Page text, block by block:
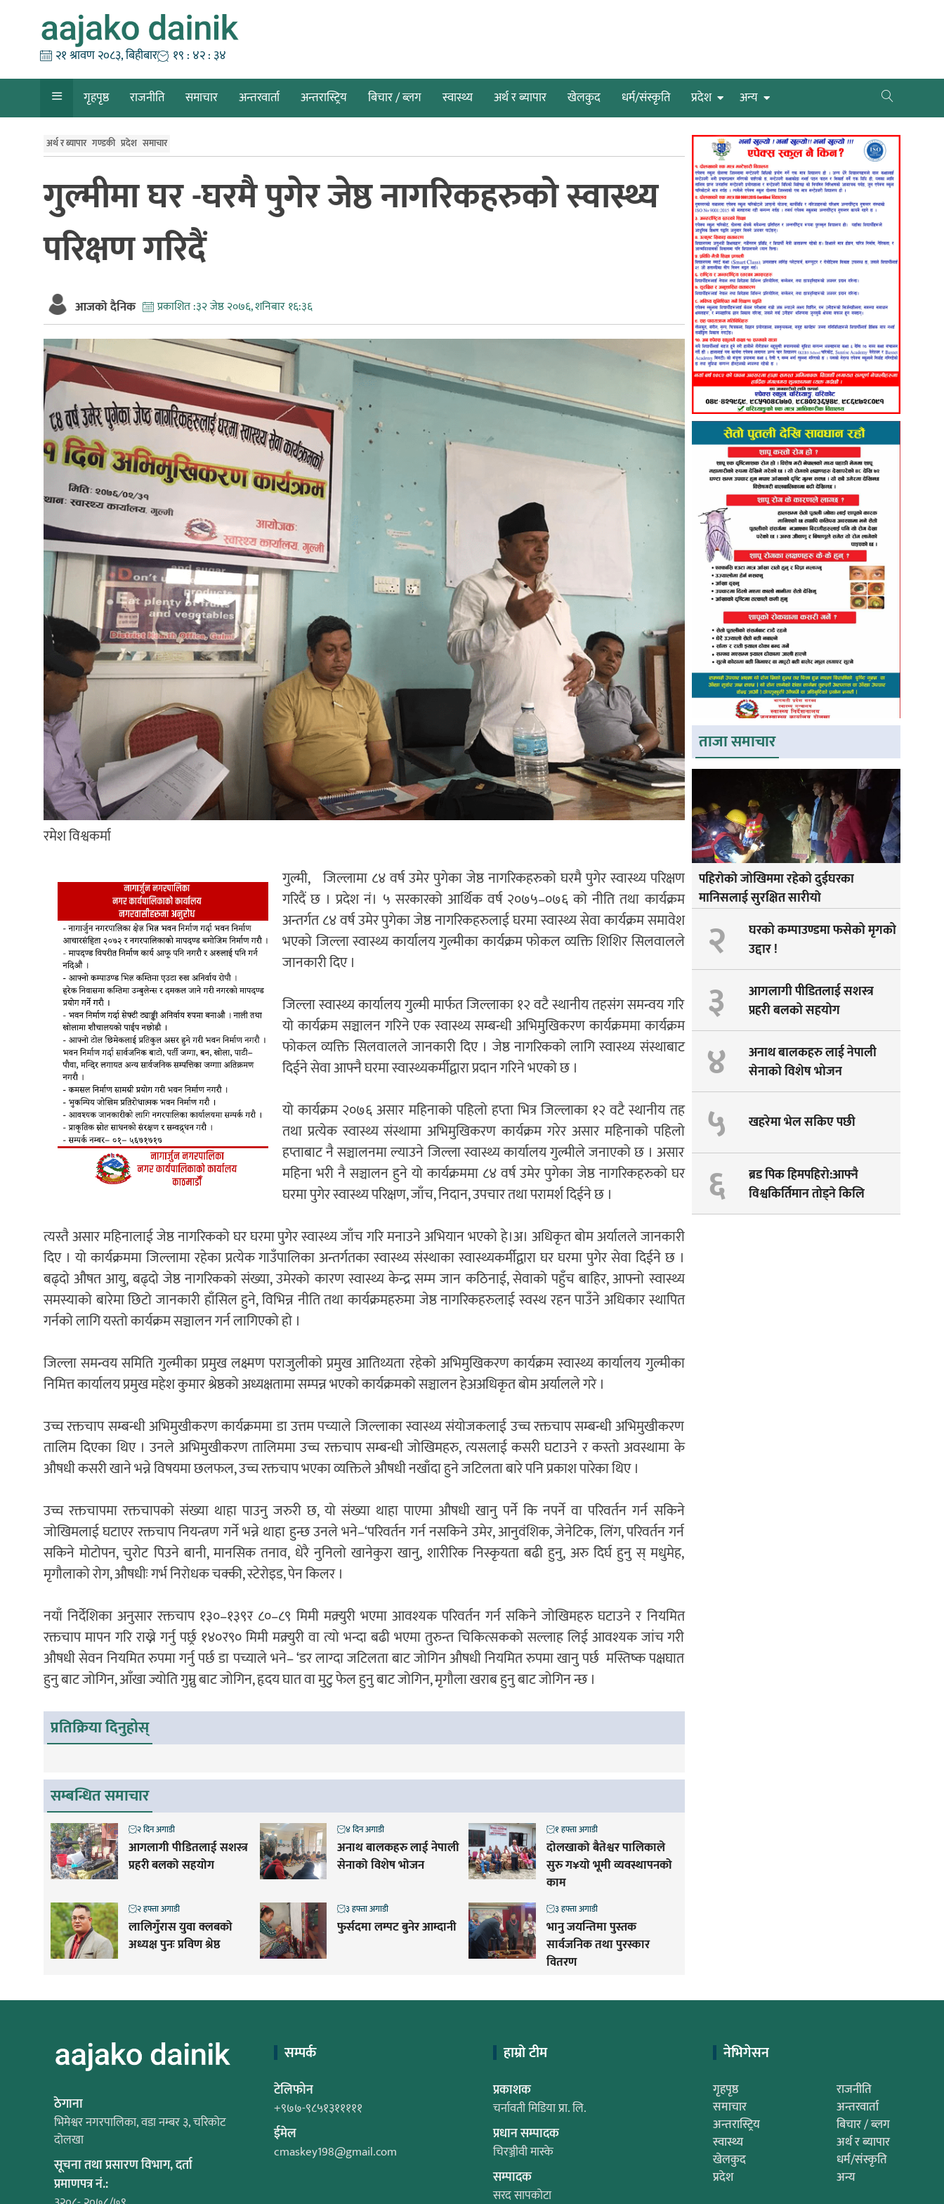
२१ श्रावण २०८३, बिहीबार १९ : ४२ : ३५
गृहपृष्ठ राजनीति समाचार अन्तरवार्ता अन्तरास्ट्रिय बिचार / ब्लग स्वास्थ्य अर्थ र ब्यापार खेलकुद धर्म/संस्कृति प्रदेश अन्य
अर्थ र ब्यापार गण्डकी प्रदेश समाचार
गुल्मीमा घर -घरमै पुगेर जेष्ठ नागरिकहरुको स्वास्थ्य
परिक्षण गरिदैं
आजको दैनिक प्रकाशित :३२ जेष्ठ २०७६, शनिबार १६:३६
रमेश विश्वकर्मा
गुल्मी, जिल्लामा ८४ वर्ष उमेर पुगेका जेष्ठ नागरिकहरुको घरमै पुगेर स्वास्थ्य परिक्षण
गरिदैं छ । प्रदेश नं। ५ सरकारको आर्थिक वर्ष २०७५–०७६ को नीति तथा कार्यक्रम
अन्तर्गत ८४ वर्ष उमेर पुगेका जेष्ठ नागरिकहरुलाई घरमा स्वास्थ्य सेवा कार्यक्रम समावेश
भएको जिल्ला स्वास्थ्य कार्यालय गुल्मीका कार्यक्रम फोकल व्यक्ति शिशिर सिलवालले
जानकारी दिए ।
जिल्ला स्वास्थ्य कार्यालय गुल्मी मार्फत जिल्लाका १२ वटै स्थानीय तहसंग समन्वय गरि
यो कार्यक्रम सञ्चालन गरिने एक स्वास्थ्य सम्बन्धी अभिमुखिकरण कार्यक्रममा कार्यक्रम
फोकल व्यक्ति सिलवालले जानकारी दिए । जेष्ठ नागरिकको लागि स्वास्थ्य संस्थाबाट
दिईने सेवा आफ्नै घरमा स्वास्थ्यकर्मीद्वारा प्रदान गरिने भएको छ ।
यो कार्यक्रम २०७६ असार महिनाको पहिलो हप्ता भित्र जिल्लाका १२ वटै स्थानीय तह
तथा प्रत्येक स्वास्थ्य संस्थामा अभिमुखिकरण कार्यक्रम गरेर असार महिनाको पहिलो
हप्ताबाट नै सञ्चालनमा ल्याउने जिल्ला स्वास्थ्य कार्यालय गुल्मीले जनाएको छ । असार
महिना भरी नै सञ्चालन हुने यो कार्यक्रममा ८४ वर्ष उमेर पुगेका जेष्ठ नागरिकहरुको घर
घरमा पुगेर स्वास्थ्य परिक्षण, जाँच, निदान, उपचार तथा परामर्श दिईने छ ।
त्यस्तै असार महिनालाई जेष्ठ नागरिकको घर घरमा पुगेर स्वास्थ्य जाँच गरि मनाउने अभियान भएको हे।अ। अधिकृत बोम अर्यालले जानकारी
दिए । यो कार्यक्रममा जिल्लामा रहेका प्रत्येक गाउँपालिका अन्तर्गतका स्वास्थ्य संस्थाका स्वास्थ्यकर्मीद्वारा घर घरमा पुगेर सेवा दिईने छ ।
बढ्दो औषत आयु, बढ्दो जेष्ठ नागरिकको संख्या, उमेरको कारण स्वास्थ्य केन्द्र सम्म जान कठिनाई, सेवाको पहुँच बाहिर, आफ्नो स्वास्थ्य
समस्याको बारेमा छिटो जानकारी हाँसिल हुने, विभिन्न नीति तथा कार्यक्रमहरुमा जेष्ठ नागरिकहरुलाई स्वस्थ रहन पाउँने अधिकार स्थापित
गर्नको लागि यस्तो कार्यक्रम सञ्चालन गर्न लागिएको हो ।
जिल्ला समन्वय समिति गुल्मीका प्रमुख लक्ष्मण पराजुलीको प्रमुख आतिथ्यता रहेको अभिमुखिकरण कार्यक्रम स्वास्थ्य कार्यालय गुल्मीका
निमित्त कार्यालय प्रमुख महेश कुमार श्रेष्ठको अध्यक्षतामा सम्पन्न भएको कार्यक्रमको सञ्चालन हेअअधिकृत बोम अर्यालले गरे ।
उच्च रक्तचाप सम्बन्धी अभिमुखीकरण कार्यक्रममा डा उत्तम पच्याले जिल्लाका स्वास्थ्य संयोजकलाई उच्च रक्तचाप सम्बन्धी अभिमुखीकरण
तालिम दिएका थिए । उनले अभिमुखीकरण तालिममा उच्च रक्तचाप सम्बन्धी जोखिमहरु, त्यसलाई कसरी घटाउने र कस्तो अवस्थामा के
औषधी कसरी खाने भन्ने विषयमा छलफल, उच्च रक्तचाप भएका व्यक्तिले औषधी नखाँदा हुने जटिलता बारे पनि प्रकाश पारेका थिए ।
उच्च रक्तचापमा रक्तचापको संख्या थाहा पाउनु जरुरी छ, यो संख्या थाहा पाएमा औषधी खानु पर्ने कि नपर्ने वा परिवर्तन गर्न सकिने
जोखिमलाई घटाएर रक्तचाप नियन्त्रण गर्ने भन्ने थाहा हुन्छ उनले भने–‘परिवर्तन गर्न नसकिने उमेर, आनुवंशिक, जेनेटिक, लिंग, परिवर्तन गर्न
सकिने मोटोपन, चुरोट पिउने बानी, मानसिक तनाव, धेरै नुनिलो खानेकुरा खानु, शारीरिक निस्कृयता बढी हुनु, अरु दिर्घ हुनु स् मधुमेह,
मृगौलाको रोग, औषधीः गर्भ निरोधक चक्की, स्टेरोइड, पेन किलर ।
नयाँ निर्देशिका अनुसार रक्तचाप १३०–१३९र ८०–८९ मिमी मक्र्युरी भएमा आवश्यक परिवर्तन गर्न सकिने जोखिमहरु घटाउने र नियमित
रक्तचाप मापन गरि राख्ने गर्नु पर्छ्र १४०र९० मिमी मक्र्युरी वा त्यो भन्दा बढी भएमा तुरुन्त चिकित्सकको सल्लाह लिई आवश्यक जांच गरी
औषधी सेवन नियमित रुपमा गर्नु पर्छ डा पच्याले भने– ‘डर लाग्दा जटिलता बाट जोगिन औषधी नियमित रुपमा खानु पर्छ मस्तिष्क पक्षघात
हुनु बाट जोगिन, आँखा ज्योति गुम्नु बाट जोगिन, हृदय घात वा मुटु फेल हुनु बाट जोगिन, मृगौला खराब हुनु बाट जोगिन न्छ ।
प्रतिक्रिया दिनुहोस्
सम्बन्धित समाचार
आगलागी पीडितलाई सशस्त्र
प्रहरी बलको सहयोग
२ दिन अगाडी
अनाथ बालकहरु लाई नेपाली
सेनाको विशेष भोजन
४ दिन अगाडी
दोलखाको बैतेश्वर पालिकाले
सुरु ग¥यो भूमी व्यवस्थापनको
काम
१ हफ्ता अगाडी
लालिगुँरास युवा क्लबको
अध्यक्ष पुनः प्रविण श्रेष्ठ
२ हफ्ता अगाडी
फुर्सदमा लम्पट बुनेर आम्दानी
३ हफ्ता अगाडी
भानु जयन्तिमा पुस्तक
सार्वजनिक तथा पुरस्कार
वितरण
३ हफ्ता अगाडी
ताजा समाचार
पहिराेकाे जाेखिममा रहेकाे दुईघरका
मानिसलाई सुरक्षित सारीयाे
२
घरको कम्पाउण्डमा फसेको मृगको
उद्दार !
३
आगलागी पीडितलाई सशस्त्र
प्रहरी बलको सहयोग
४
अनाथ बालकहरु लाई नेपाली
सेनाको विशेष भोजन
५ खहरेमा भेल सकिए पछी
६
ब्रड पिक हिमपहिरो:आफ्नै
विश्वकिर्तिमान तोड्ने किलि
पेम्बाको सपना अधुरै !
ठेगाना
भिमेश्वर नगरपालिका, वडा नम्बर ३, चरिकोट
दोलखा
सूचना तथा प्रसारण विभाग, दर्ता
प्रमाणपत्र नं.:
सम्पर्क
टेलिफोन
+९७७-९८५१३१११११
ईमेल
cmaskey198@gmail.com
हाम्रो टीम
प्रकाशक
चर्नावती मिडिया प्रा. लि.
प्रधान सम्पादक
चिरञ्जीवी मास्के
सम्पादक
सरद सापकोटा
नेभिगेसन
गृहपृष्ठ
राजनीति
समाचार
अन्तरवार्ता
अन्तरास्ट्रिय
बिचार / ब्लग
स्वास्थ्य
अर्थ र ब्यापार
खेलकुद
धर्म/संस्कृति
प्रदेश
अन्य